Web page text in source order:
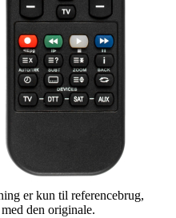
er kun til referencebrug,
den originale.